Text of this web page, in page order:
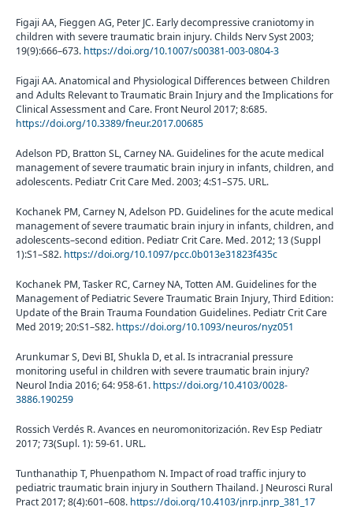
Figaji AA, Fieggen AG, Peter JC. Early decompressive craniotomy in
children with severe traumatic brain injury. Childs Nerv Syst 2003;
19(9):666–673. https://doi.org/10.1007/s00381-003-0804-3
Figaji AA. Anatomical and Physiological Differences between Children
and Adults Relevant to Traumatic Brain Injury and the Implications for
Clinical Assessment and Care. Front Neurol 2017; 8:685.
https://doi.org/10.3389/fneur.2017.00685
Adelson PD, Bratton SL, Carney NA. Guidelines for the acute medical
management of severe traumatic brain injury in infants, children, and
adolescents. Pediatr Crit Care Med. 2003; 4:S1–S75. URL.
Kochanek PM, Carney N, Adelson PD. Guidelines for the acute medical
management of severe traumatic brain injury in infants, children, and
adolescents–second edition. Pediatr Crit Care. Med. 2012; 13 (Suppl
1):S1–S82. https://doi.org/10.1097/pcc.0b013e31823f435c
Kochanek PM, Tasker RC, Carney NA, Totten AM. Guidelines for the
Management of Pediatric Severe Traumatic Brain Injury, Third Edition:
Update of the Brain Trauma Foundation Guidelines. Pediatr Crit Care
Med 2019; 20:S1–S82. https://doi.org/10.1093/neuros/nyz051
Arunkumar S, Devi BI, Shukla D, et al. Is intracranial pressure
monitoring useful in children with severe traumatic brain injury?
Neurol India 2016; 64: 958-61. https://doi.org/10.4103/0028-
3886.190259
Rossich Verdés R. Avances en neuromonitorización. Rev Esp Pediatr
2017; 73(Supl. 1): 59-61. URL.
Tunthanathip T, Phuenpathom N. Impact of road traffic injury to
pediatric traumatic brain injury in Southern Thailand. J Neurosci Rural
Pract 2017; 8(4):601–608. https://doi.org/10.4103/jnrp.jnrp_381_17